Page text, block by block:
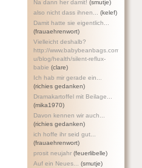
Na dann her damit! (smutje)
also nicht dass ihnen...
(kelef)
Damit hatte sie eigentlich...
(frauaehrenwort)
Vielleicht deshalb?
http://www.babybeanbags.com.a
u/blog/health/silent-reflux-
babie (clare)
Ich hab mir gerade ein...
(richies gedanken)
Dramakartoffel mit Beilage...
(mika1970)
Davon kennen wir auch...
(richies gedanken)
ich hoffe ihr seid gut...
(frauaehrenwort)
prosit neujahr (feuerlibelle)
Auf ein Neues...
(smutje)